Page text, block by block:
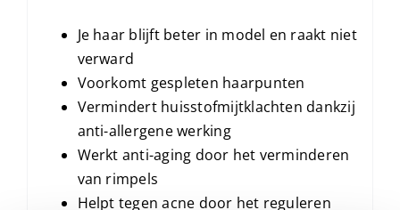
Je haar blijft beter in model en raakt niet
verward
Voorkomt gespleten haarpunten
Vermindert huisstofmijtklachten dankzij
anti-allergene werking
Werkt anti-aging door het verminderen
van rimpels
Helpt tegen acne door het reguleren